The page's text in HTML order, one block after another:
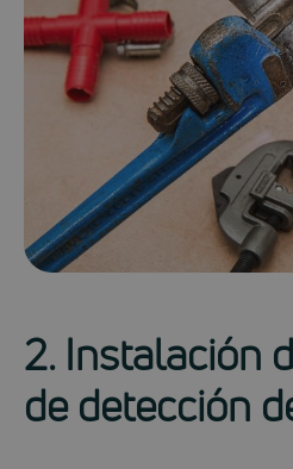
2. Instalación
de detección